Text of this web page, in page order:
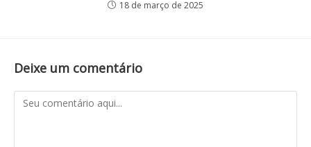
18 de março de 2025
Deixe um comentário